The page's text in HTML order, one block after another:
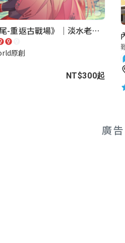
《再會滬尾-重返古戰場》｜淡水老街實境遊戲｜實體遊戲盒
原創
NT$300起
廣告